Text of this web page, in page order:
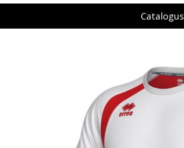
Catalogus